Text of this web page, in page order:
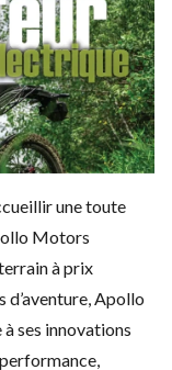
une toute
Motors
à prix
d’aventure, Apollo
ses innovations